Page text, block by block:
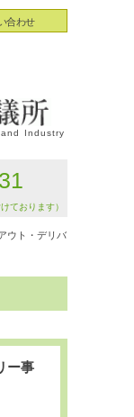
合わせ
Industry
ております）
ウト・デリバ
ー事